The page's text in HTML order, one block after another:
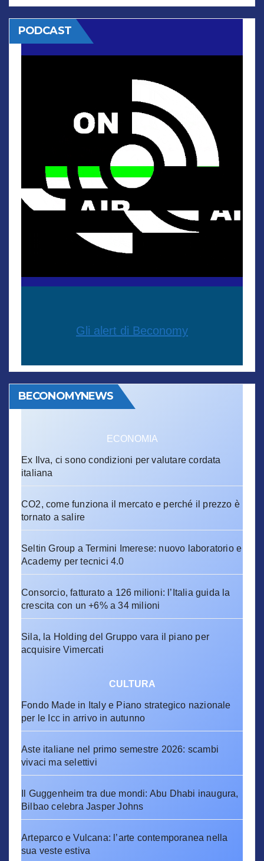
PODCAST
Gli alert di Beconomy
BECONOMYNEWS
ECONOMIA
Ex Ilva, ci sono condizioni per valutare cordata
italiana
CO2, come funziona il mercato e perché il prezzo è
tornato a salire
Seltin Group a Termini Imerese: nuovo laboratorio e
Academy per tecnici 4.0
Consorcio, fatturato a 126 milioni: l’Italia guida la
crescita con un +6% a 34 milioni
Sila, la Holding del Gruppo vara il piano per
acquisire Vimercati
CULTURA
Fondo Made in Italy e Piano strategico nazionale
per le Icc in arrivo in autunno
Aste italiane nel primo semestre 2026: scambi
vivaci ma selettivi
Il Guggenheim tra due mondi: Abu Dhabi inaugura,
Bilbao celebra Jasper Johns
Arteparco e Vulcana: l’arte contemporanea nella
sua veste estiva